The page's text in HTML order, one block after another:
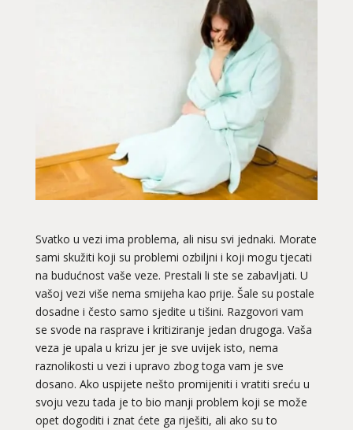
Svatko u vezi ima problema, ali nisu svi jednaki. Morate
sami skužiti koji su problemi ozbiljni i koji mogu tjecati
na budućnost vaše veze. Prestali li ste se zabavljati. U
vašoj vezi više nema smijeha kao prije. Šale su postale
dosadne i često samo sjedite u tišini. Razgovori vam
se svode na rasprave i kritiziranje jedan drugoga. Vaša
veza je upala u krizu jer je sve uvijek isto, nema
raznolikosti u vezi i upravo zbog toga vam je sve
dosano. Ako uspijete nešto promijeniti i vratiti sreću u
svoju vezu tada je to bio manji problem koji se može
opet dogoditi i znat ćete ga riješiti, ali ako su to